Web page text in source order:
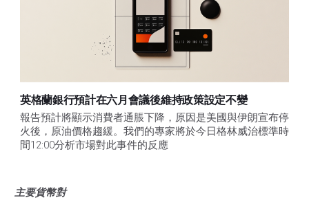
英格蘭銀行預計在六月會議後維持政策設定不變
報告預計將顯示消費者通脹下降，原因是美國與伊朗宣布停
火後，原油價格趨緩。我們的專家將於今日格林威治標準時
間12:00分析市場對此事件的反應
主要貨幣對